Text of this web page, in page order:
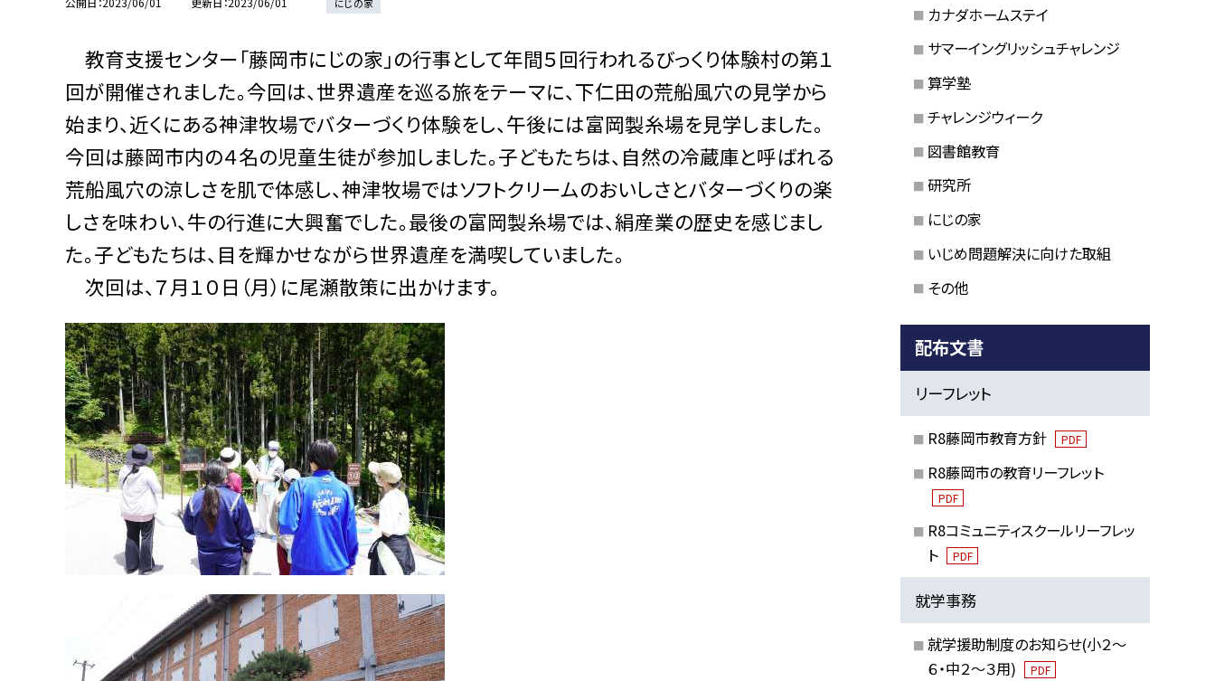
にじの家
教育支援センター「藤岡市にじの家」の行事として年間５回行われるびっくり体験村の第１
回が開催されました。今回は、世界遺産を巡る旅をテーマに、下仁田の荒船風穴の見学から
始まり、近くにある神津牧場でバターづくり体験をし、午後には富岡製糸場を見学しました。
今回は藤岡市内の４名の児童生徒が参加しました。子どもたちは、自然の冷蔵庫と呼ばれる
荒船風穴の涼しさを肌で体感し、神津牧場ではソフトクリームのおいしさとバターづくりの楽
しさを味わい、牛の行進に大興奮でした。最後の富岡製糸場では、絹産業の歴史を感じまし
た。子どもたちは、目を輝かせながら世界遺産を満喫していました。
次回は、７月１０日（月）に尾瀬散策に出かけます。
カナダホームステイ
サマーイングリッシュチャレンジ
算学塾
チャレンジウィーク
図書館教育
研究所
にじの家
いじめ問題解決に向けた取組
その他
配布文書
リーフレット
R8藤岡市教育方針 PDF
R8藤岡市の教育リーフレット
PDF
R8コミュニティスクールリーフレッ
ト
PDF
就学事務
就学援助制度のお知らせ(小２～
６・中２～３用)
PDF